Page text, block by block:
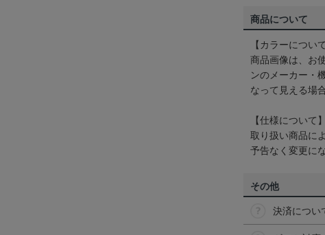
商品について
【カラーについて
商品画像は、お
ンのメーカー・
なって見える場
【仕様について】
取り扱い商品に
予告なく変更に
その他
決済につい